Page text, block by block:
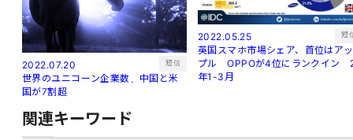
2022.07.20 短信
世界のユニコーン企業数、中国と米
国が7割超
2022.05.25 短
英国スマホ市場シェア、首位はアッ
プル OPPOが4位にランクイン
年1-3月
関連キーワード